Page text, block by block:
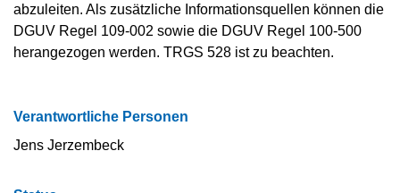
abzuleiten. Als zusätzliche Informationsquellen können die
DGUV Regel 109-002 sowie die DGUV Regel 100-500
herangezogen werden. TRGS 528 ist zu beachten.
Verantwortliche Personen
Jens Jerzembeck